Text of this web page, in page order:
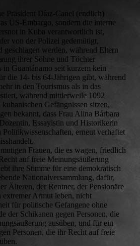
Präsident Díaz-Canel (endlich)
US-Embargo, sondern die interne
in Kuba verantwortlich ist,
von der Polizei gedemütigt,
geschlagen werden, während Eltern
ihrer Söhne und Töchter
in Guantánamo seit kurzem kein
die 14- bis 64-Jährigen gibt, während
in den Tourismus als in das
während mittlerweile 1092
Gefängnissen sitzen,
bekannt, dass Frau Alina Bárbara
Essayistin und Historikerin
erneut verhaftet
Frauen, die es wagen, friedlich
auf freie Meinungsäußerung
ihre Stimme für eine demokratisch
Nationalversammlung, dafür,
Älteren, der Rentner, der Pensionäre
Armut leben, nicht
für politische Gefangene ohne
der Schikanen gegen Personen, die
ausüben, und für ein
Personen, die ihr Recht auf freie